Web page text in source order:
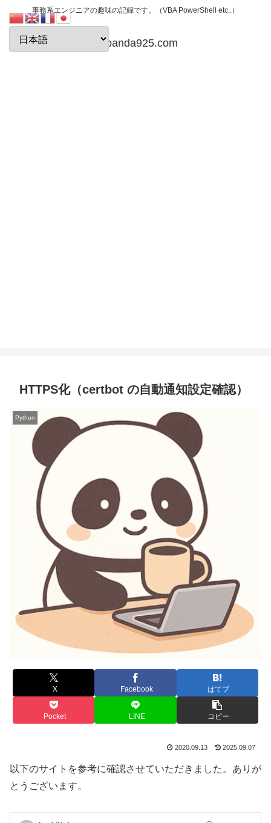
事務系エンジニアの趣味の記録です。（VBA PowerShell etc..）
papanda925.com
HTTPS化（certbot の自動通知設定確認）
Python
X Facebook はてブ
Pocket LINE コピー
2020.09.13 2025.09.07
以下のサイトを参考に確認させていただきました。ありが
とうございます。